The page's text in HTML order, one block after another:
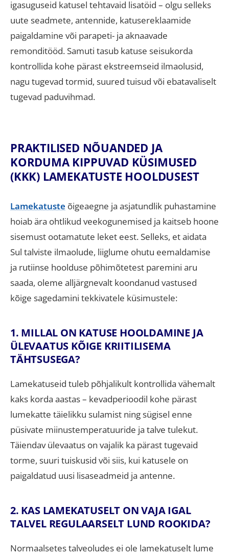
igasuguseid katusel tehtavaid lisatöid – olgu selleks
uute seadmete, antennide, katusereklaamide
paigaldamine või parapeti- ja aknaavade
remonditööd. Samuti tasub katuse seisukorda
kontrollida kohe pärast ekstreemseid ilmaolusid,
nagu tugevad tormid, suured tuisud või ebatavaliselt
tugevad paduvihmad.
PRAKTILISED NÕUANDED JA
KORDUMA KIPPUVAD KÜSIMUSED
(KKK) LAMEKATUSTE HOOLDUSEST
Lamekatuste õigeaegne ja asjatundlik puhastamine
hoiab ära ohtlikud veekogunemised ja kaitseb hoone
sisemust ootamatute leket eest. Selleks, et aidata
Sul talviste ilmaolude, liiglume ohutu eemaldamise
ja rutiinse hoolduse põhimõtetest paremini aru
saada, oleme alljärgnevalt koondanud vastused
kõige sagedamini tekkivatele küsimustele:
1. MILLAL ON KATUSE HOOLDAMINE JA
ÜLEVAATUS KÕIGE KRIITILISEMA
TÄHTSUSEGA?
Lamekatuseid tuleb põhjalikult kontrollida vähemalt
kaks korda aastas – kevadperioodil kohe pärast
lumekatte täielikku sulamist ning sügisel enne
püsivate miinustemperatuuride ja talve tulekut.
Täiendav ülevaatus on vajalik ka pärast tugevaid
torme, suuri tuiskusid või siis, kui katusele on
paigaldatud uusi lisaseadmeid ja antenne.
2. KAS LAMEKATUSELT ON VAJA IGAL
TALVEL REGULAARSELT LUND ROOKIDA?
Normaalsetes talveoludes ei ole lamekatuselt lume